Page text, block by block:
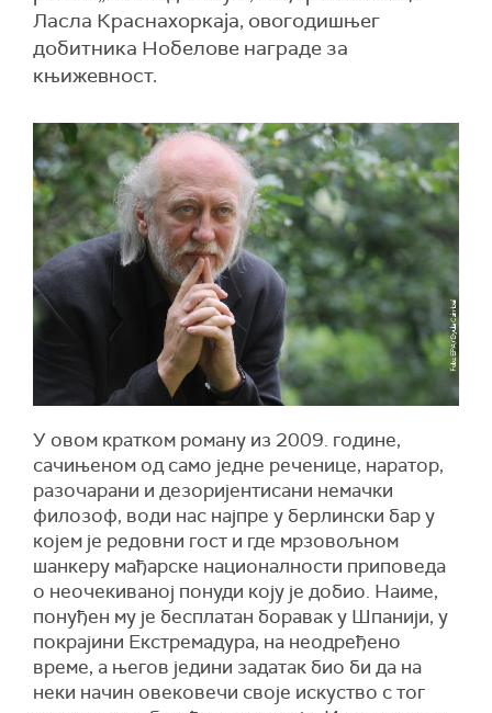
Ласла Краснахоркаја, овогодишњег
добитника Нобелове награде за
књижевност.
У овом кратком роману из 2009. године,
сачињеном од само једне реченице, наратор,
разочарани и дезоријентисани немачки
филозоф, води нас најпре у берлински бар у
којем је редовни гост и где мрзовољном
шанкеру мађарске националности приповеда
о неочекиваној понуди коју је добио. Наиме,
понуђен му је бесплатан боравак у Шпанији, у
покрајини Екстремадура, на неодређено
време, а његов једини задатак био би да на
неки начин овековечи своје искуство с тог